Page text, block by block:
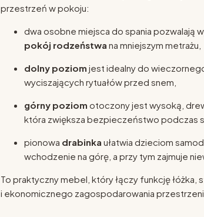
przestrzeń w pokoju:
dwa osobne miejsca do spania pozwalają
pokój rodzeństwa na mniejszym metrażu,
dolny poziom jest idealny do
wyciszających rytuałów przed snem,
górny poziom otoczony jest wysoką,
która zwiększa bezpieczeństwo podczas
pionowa drabinka ułatwia dzieciom
wchodzenie na górę, a przy tym zajmuje
To praktyczny mebel, który łączy funkcję
i ekonomicznego zagospodarowania przestrzeni.